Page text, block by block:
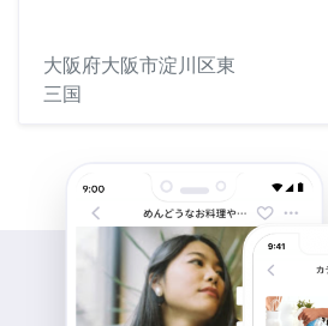
大阪府大阪市淀川区東
三国